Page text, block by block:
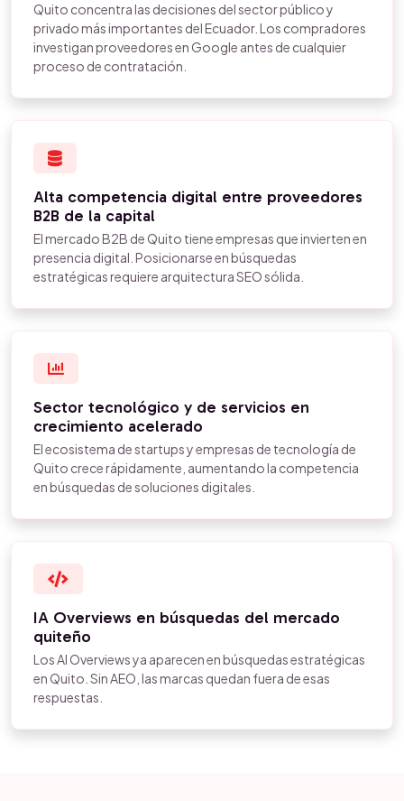
Quito concentra las decisiones del sector público y
privado más importantes del Ecuador. Los compradores
investigan proveedores en Google antes de cualquier
proceso de contratación.
Alta competencia digital entre proveedores
B2B de la capital
El mercado B2B de Quito tiene empresas que invierten en
presencia digital. Posicionarse en búsquedas
estratégicas requiere arquitectura SEO sólida.
Sector tecnológico y de servicios en
crecimiento acelerado
El ecosistema de startups y empresas de tecnología de
Quito crece rápidamente, aumentando la competencia
en búsquedas de soluciones digitales.
IA Overviews en búsquedas del mercado
quiteño
Los AI Overviews ya aparecen en búsquedas estratégicas
en Quito. Sin AEO, las marcas quedan fuera de esas
respuestas.